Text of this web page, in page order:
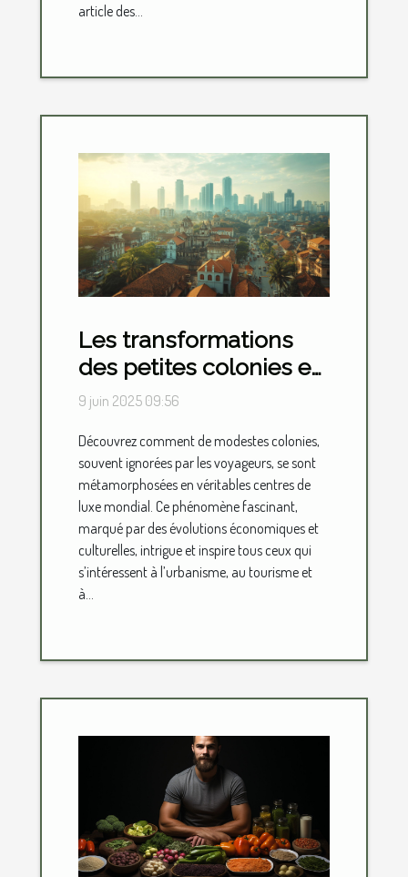
article des...
Les transformations
des petites colonies en
centres de luxe
9 juin 2025 09:56
Découvrez comment de modestes colonies,
souvent ignorées par les voyageurs, se sont
métamorphosées en véritables centres de
luxe mondial. Ce phénomène fascinant,
marqué par des évolutions économiques et
culturelles, intrigue et inspire tous ceux qui
s’intéressent à l’urbanisme, au tourisme et
à...